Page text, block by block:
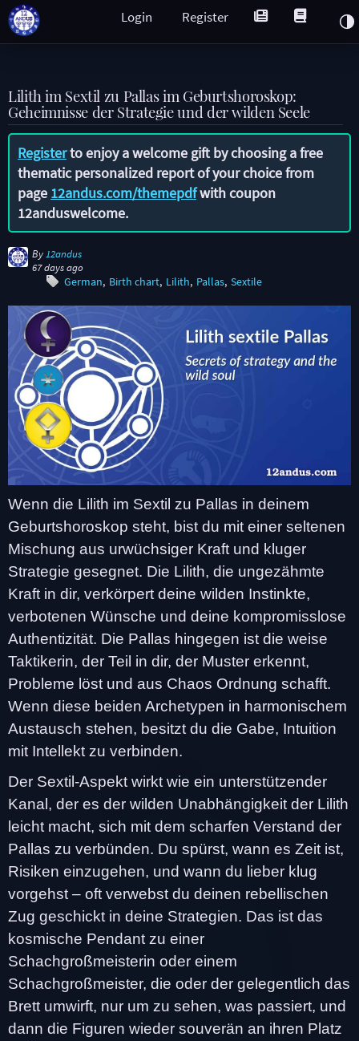
Register
Login
Lilith im Sextil zu Pallas im Geburtshoroskop:
Geheimnisse der Strategie und der wilden Seele
Registerto enjoy a welcome gift by choosing a free
thematic personalized report of your choice from
page 12andus.com/themepdfwith coupon
12anduswelcome.
By 12andus
67 days ago
German Birth chart Lilith Pallas Sextile
Wenn die Lilith im Sextil zu Pallas in deinem
Geburtshoroskop steht, bist du mit einer seltenen
Mischung aus urwüchsiger Kraft und kluger
Strategie gesegnet. Die Lilith, die ungezähmte
Kraft in dir, verkörpert deine wilden Instinkte,
verbotenen Wünsche und deine kompromisslose
Authentizität. Die Pallas hingegen ist die weise
Taktikerin, der Teil in dir, der Muster erkennt,
Probleme löst und aus Chaos Ordnung schafft.
Wenn diese beiden Archetypen in harmonischem
Austausch stehen, besitzt du die Gabe, Intuition
mit Intellekt zu verbinden.
Der Sextil-Aspekt wirkt wie ein unterstützender
Kanal, der es der wilden Unabhängigkeit der Lilith
leicht macht, sich mit dem scharfen Verstand der
Pallas zu verbünden. Du spürst, wann es Zeit ist,
Risiken einzugehen, und wann du lieber klug
vorgehst – oft verwebst du deinen rebellischen
Zug geschickt in deine Strategien. Das ist das
kosmische Pendant zu einer
Schachgroßmeisterin oder einem
Schachgroßmeister, die oder der gelegentlich das
Brett umwirft, nur um zu sehen, was passiert, und
dann die Figuren wieder souverän an ihren Platz